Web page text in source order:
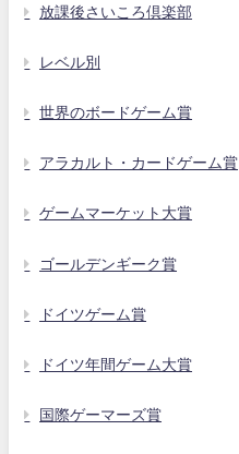
放課後さいころ倶楽部
レベル別
世界のボードゲーム賞
アラカルト・カードゲーム賞
ゲームマーケット大賞
ゴールデンギーク賞
ドイツゲーム賞
ドイツ年間ゲーム大賞
国際ゲーマーズ賞